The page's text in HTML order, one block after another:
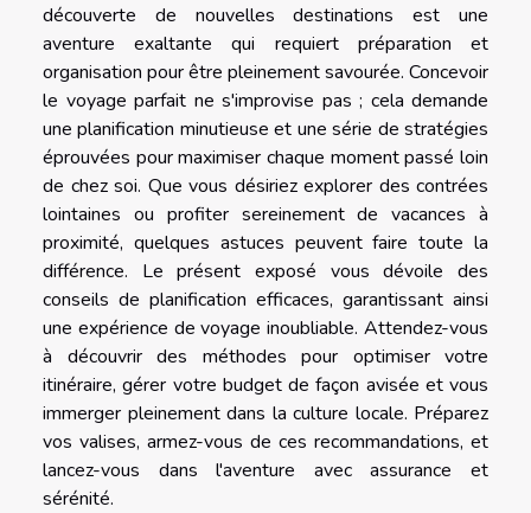
découverte de nouvelles destinations est une
aventure exaltante qui requiert préparation et
organisation pour être pleinement savourée. Concevoir
le voyage parfait ne s'improvise pas ; cela demande
une planification minutieuse et une série de stratégies
éprouvées pour maximiser chaque moment passé loin
de chez soi. Que vous désiriez explorer des contrées
lointaines ou profiter sereinement de vacances à
proximité, quelques astuces peuvent faire toute la
différence. Le présent exposé vous dévoile des
conseils de planification efficaces, garantissant ainsi
une expérience de voyage inoubliable. Attendez-vous
à découvrir des méthodes pour optimiser votre
itinéraire, gérer votre budget de façon avisée et vous
immerger pleinement dans la culture locale. Préparez
vos valises, armez-vous de ces recommandations, et
lancez-vous dans l'aventure avec assurance et
sérénité.